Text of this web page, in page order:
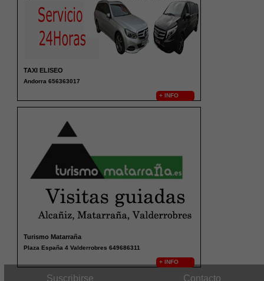
TAXI ELISEO
Andorra 656363017
+ INFO
Turismo Matarraña
Plaza España 4 Valderrobres 649686311
+ INFO
Suscribirse Contacto